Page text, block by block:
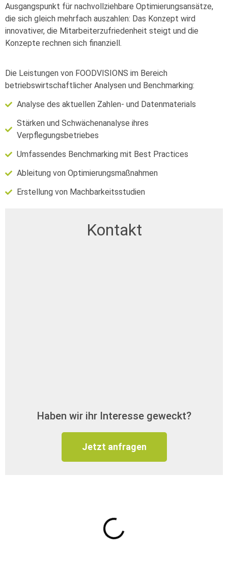
Ausgangspunkt für nachvollziehbare Optimierungsansätze,
die sich gleich mehrfach auszahlen: Das Konzept wird
innovativer, die Mitarbeiterzufriedenheit steigt und die
Konzepte rechnen sich finanziell.
Die Leistungen von FOODVISIONS im Bereich
betriebswirtschaftlicher Analysen und Benchmarking:
Analyse des aktuellen Zahlen- und Datenmaterials
Stärken und Schwächenanalyse ihres
Verpflegungsbetriebes
Umfassendes Benchmarking mit Best Practices
Ableitung von Optimierungsmaßnahmen
Erstellung von Machbarkeitsstudien
Kontakt
Haben wir ihr Interesse geweckt?
Jetzt anfragen